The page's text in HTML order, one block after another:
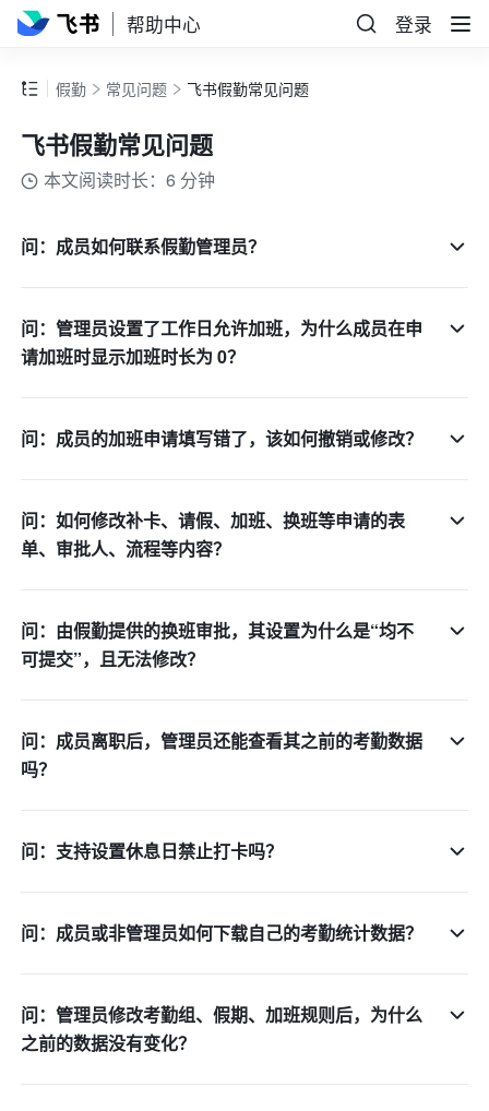
帮助中心 登录
假勤 常见问题 飞书假勤常见问题
飞书假勤常见问题
本文阅读时长：6 分钟
问：成员如何联系假勤管理员？
问：管理员设置了工作日允许加班，为什么成员在申
请加班时显示加班时长为 0？
问：成员的加班申请填写错了，该如何撤销或修改？
问：如何修改补卡、请假、加班、换班等申请的表
单、审批人、流程等内容？
问：由假勤提供的换班审批，其设置为什么是“均不
可提交”，且无法修改？
问：成员离职后，管理员还能查看其之前的考勤数据
吗？
问：支持设置休息日禁止打卡吗？
问：成员或非管理员如何下载自己的考勤统计数据？
问：管理员修改考勤组、假期、加班规则后，为什么
之前的数据没有变化？